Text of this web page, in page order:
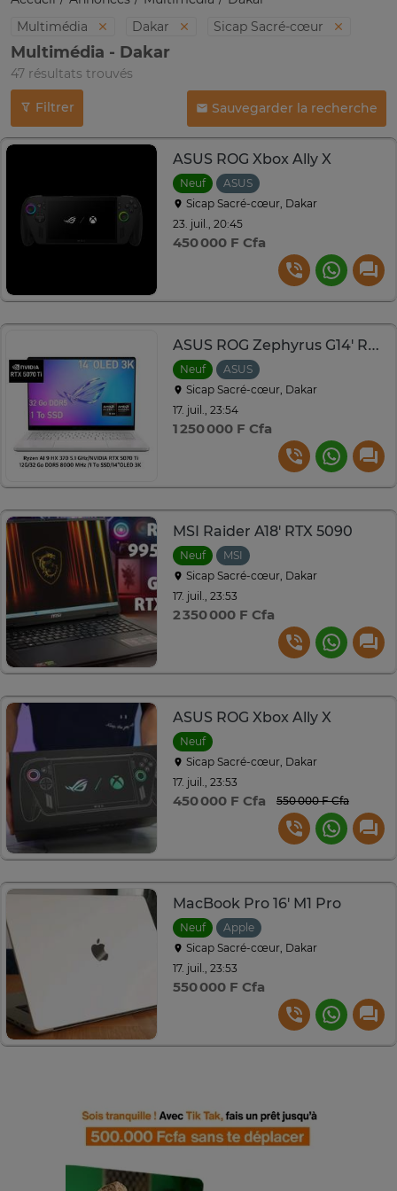
Multimédia
Dakar Sicap Sacré-cœur
Multimédia - Dakar
47 résultats trouvés
Filtrer Sauvegarder la recherche
ASUS ROG Xbox Ally X
Neuf
ASUS
Sicap Sacré-cœur, Dakar
23. juil., 20:45
450 000 F Cfa
ASUS ROG Zephyrus G14' RTX 5070Ti
Neuf
ASUS
Sicap Sacré-cœur, Dakar
17. juil., 23:54
1 250 000 F Cfa
MSI Raider A18' RTX 5090
Neuf
MSI
Sicap Sacré-cœur, Dakar
17. juil., 23:53
2 350 000 F Cfa
ASUS ROG Xbox Ally X
Neuf
Sicap Sacré-cœur, Dakar
17. juil., 23:53
450 000 F Cfa 550 000 F Cfa
MacBook Pro 16' M1 Pro
Neuf
Apple
Sicap Sacré-cœur, Dakar
17. juil., 23:53
550 000 F Cfa